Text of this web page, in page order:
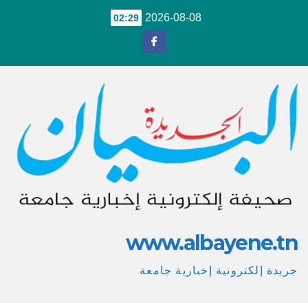
2026-08-08
02:29
www.albayene.tn
جريدة إلكترونية إخبارية جامعة